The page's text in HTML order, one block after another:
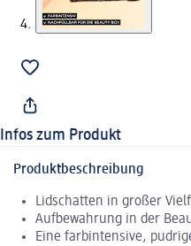
Infos zum Produkt
Produktbeschreibung
Lidschatten in großer
Aufbewahrung in der
Eine farbintensive,